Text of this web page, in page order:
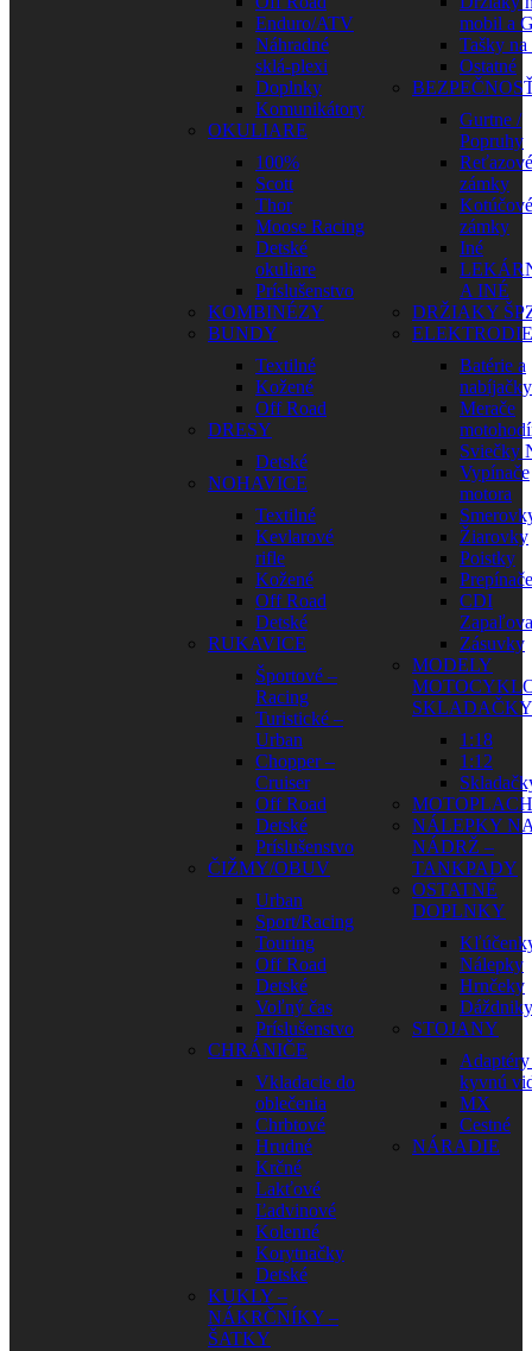
Enduro/ATV
Náhradné
sklá-plexi
Doplnky
Komunikátory
OKULIARE
100%
Scott
Thor
Moose Racing
Detské
okuliare
Príslušenstvo
KOMBINÉZY
BUNDY
Textilné
Kožené
Off Road
DRESY
Detské
NOHAVICE
Textilné
Kevlarové
rifle
Kožené
Off Road
Detské
RUKAVICE
Športové –
Racing
Turistické –
Urban
Chopper –
Cruiser
Off Road
Detské
Príslušenstvo
ČIŽMY/OBUV
Urban
Sport/Racing
Touring
Off Road
Detské
Voľný čas
Príslušenstvo
CHRÁNIČE
Vkladacie do
oblečenia
Chrbtové
Hrudné
Krčné
Lakťové
Ľadvinové
Kolenné
Korytnačky
Detské
KUKLY –
NÁKRČNÍKY –
ŠATKY
mobil a
Tašky na
Ostatné
Gurtne /
Popruhy
Reťazové
zámky
Kotúčové
zámky
Iné
A INÉ
DRŽIAKY
Batérie a
nabíjačky
Merače
Sviečky
Vypínače
motora
Žiarovky
Poistky
Prepínače
CDI
Zásuvky
MODELY
SKLADAČKY
1:18
1:12
NÁLEPKY
NÁDRŽ –
TANKPADY
OSTATNÉ
DOPLNKY
Nálepky
Hrnčeky
Dáždniky
STOJANY
kyvnú
MX
Cestné
NÁRADIE